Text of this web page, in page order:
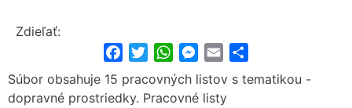
Zdieľať:
FacebookTwitterWhatsApp
Messenger
Email
Súbor obsahuje 15 pracovných listov s tematikou -
dopravné prostriedky. Pracovné listy